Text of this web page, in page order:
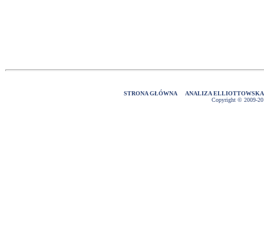
STRONA GŁÓWNA
ANALIZA ELLIOTTOWSKA
Copyright © 2009-